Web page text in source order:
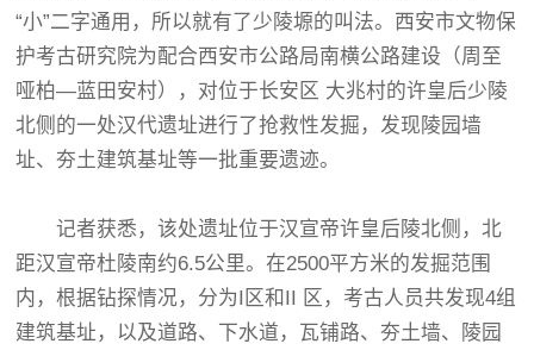
“小”二字通用，所以就有了少陵塬的叫法。西安市文物保
护考古研究院为配合西安市公路局南横公路建设（周至
哑柏—蓝田安村），对位于长安区 大兆村的许皇后少陵
北侧的一处汉代遗址进行了抢救性发掘，发现陵园墙
址、夯土建筑基址等一批重要遗迹。
记者获悉，该处遗址位于汉宣帝许皇后陵北侧，北
距汉宣帝杜陵南约6.5公里。在2500平方米的发掘范围
内，根据钻探情况，分为I区和II 区，考古人员共发现4组
建筑基址，以及道路、下水道，瓦铺路、夯土墙、陵园